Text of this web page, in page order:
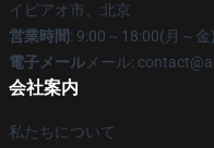
イピアオ市、北京
営業時間: 9:00～18:00(月～金)
電子メール メール:
会社案内
私たちについて